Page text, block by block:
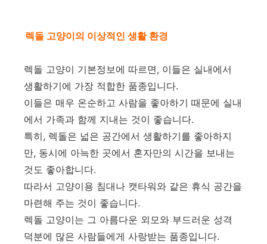
렉돌 고양이의 이상적인 생활 환경
렉돌 고양이 기본정보에 따르면, 이들은 실내에서
생활하기에 가장 적합한 품종입니다.
이들은 매우 온순하고 사람을 좋아하기 때문에 실내
에서 가족과 함께 지내는 것이 좋습니다.
특히, 렉돌은 넓은 공간에서 생활하기를 좋아하지
만, 동시에 아늑한 곳에서 혼자만의 시간을 보내는
것도 좋아합니다.
따라서 고양이용 침대나 캣타워와 같은 휴식 공간을
마련해 주는 것이 좋습니다.
렉돌 고양이는 그 아름다운 외모와 부드러운 성격
덕분에 많은 사람들에게 사랑받는 품종입니다.